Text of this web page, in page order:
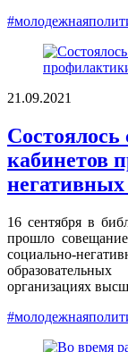
21.09.2021
Состоялось
кабинетов
16 сентября в
прошло
социально-
организациях